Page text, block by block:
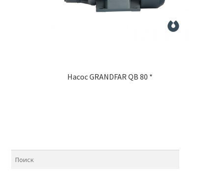
Насос GRANDFAR QB 80 *